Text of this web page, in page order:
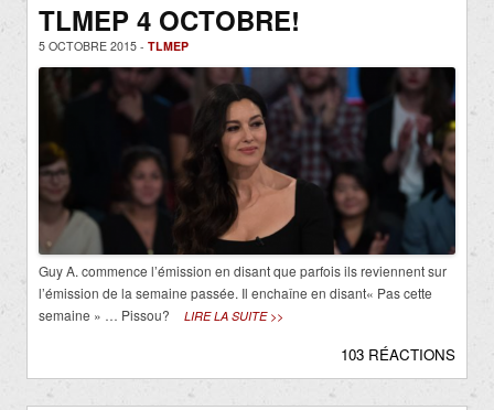
TLMEP 4 OCTOBRE!
5 OCTOBRE 2015 - TLMEP
Guy A. commence l’émission en disant que parfois ils reviennent sur
l’émission de la semaine passée. Il enchaîne en disant« Pas cette
semaine » … Pissou?
LIRE LA SUITE >>
103 RÉACTIONS